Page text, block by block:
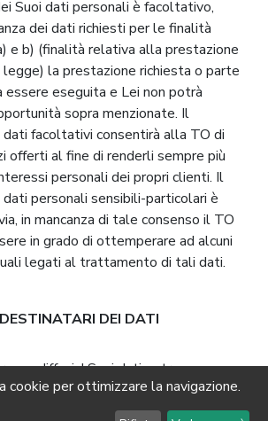
Suoi dati personali è facoltativo,
dei dati richiesti per le finalità
e b) (finalità relativa alla prestazione
la prestazione richiesta o parte
essere eseguita e Lei non potrà
sopra menzionate. Il
facoltativi consentirà alla TO di
offerti al fine di renderli sempre più
personali dei propri clienti. Il
personali sensibili-particolari è
in mancanza di tale consenso il TO
in grado di ottemperare ad alcuni
legati al trattamento di tali dati.
DEI DATI
diffusi. I Suoi dati potranno
esclusivamente per le finalità di cui
categorie di soggetti:
per ottimizzare la navigazione.